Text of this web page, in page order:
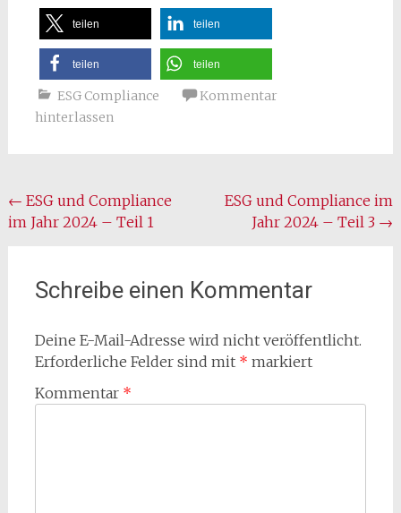
teilen teilen
teilen teilen
ESG Compliance
Kommentar
hinterlassen
Beitragsnavigation
← ESG und Compliance
im Jahr 2024 – Teil 1
ESG und Compliance im
Jahr 2024 – Teil 3 →
Schreibe einen Kommentar
Deine E-Mail-Adresse wird nicht veröffentlicht.
Erforderliche Felder sind mit * markiert
Kommentar *